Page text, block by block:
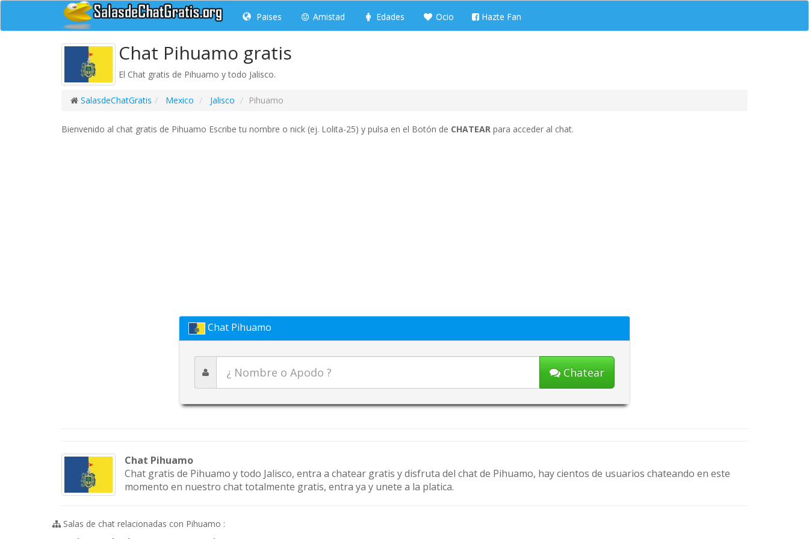
Paises Amistad Edades Ocio Hazte Fan
Chat Pihuamo gratis
El Chat gratis de Pihuamo y todo Jalisco.
SalasdeChatGratis Mexico Jalisco Pihuamo
Bienvenido al chat gratis de Pihuamo Escribe tu nombre o nick (ej. Lolita-25) y pulsa en el Botón de CHATEAR para acceder al chat.
Chat Pihuamo
Chatear
Chat Pihuamo
Chat gratis de Pihuamo y todo Jalisco, entra a chatear gratis y disfruta del chat de Pihuamo, hay cientos de usuarios chateando en este
momento en nuestro chat totalmente gratis, entra ya y unete a la platica.
Salas de chat relacionadas con Pihuamo :